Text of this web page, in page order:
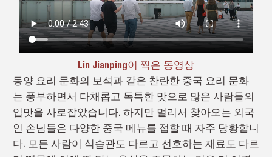
Lin Jianping이 찍은 동영상
동양 요리 문화의 보석과 같은 찬란한 중국 요리 문화
는 풍부하면서 다채롭고 독특한 맛으로 많은 사람들의
입맛을 사로잡았습니다. 하지만 멀리서 찾아오는 외국
인 손님들은 다양한 중국 메뉴를 접할 때 자주 당황합니
다. 모든 사람이 식습관도 다르고 선호하는 재료도 다르